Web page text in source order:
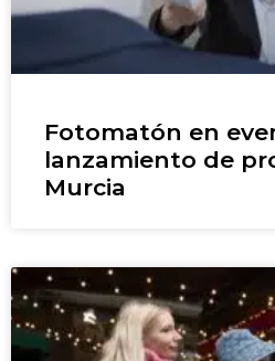
Fotomatón en
lanzamiento de
Murcia